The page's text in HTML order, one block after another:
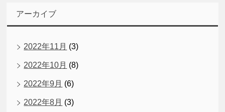
アーカイブ
2022年11月 (3)
2022年10月 (8)
2022年9月 (6)
2022年8月 (3)